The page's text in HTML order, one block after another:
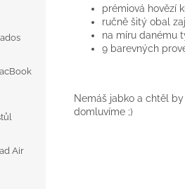
Air
prémiová hovězí
ručně šitý obal
na míru danému
9 barevných
Nemáš jabko a chtěl
domluvíme ;)